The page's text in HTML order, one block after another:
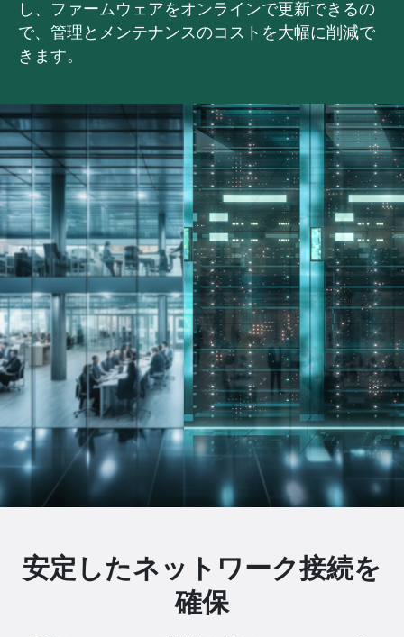
し、ファームウェアをオンラインで更新できるの
で、管理とメンテナンスのコストを大幅に削減で
きます。
安定したネットワーク接続を
確保